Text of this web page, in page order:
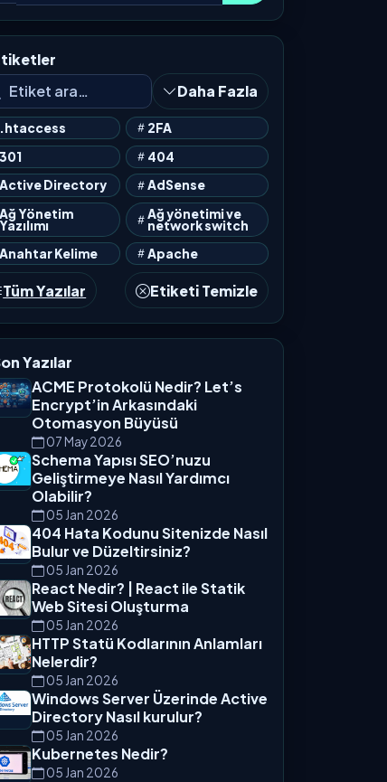
Daha Fazla
.htaccess
2FA
301
404
Active Directory
AdSense
Ağ Yönetim
Yazılımı
Ağ yönetimi ve
network switch
Anahtar Kelime
Apache
Tüm Yazılar Etiketi Temizle
Yazılar
ACME Protokolü Nedir? Let’s
Encrypt’in Arkasındaki
Otomasyon Büyüsü
07 May 2026
Schema Yapısı SEO’nuzu
Geliştirmeye Nasıl Yardımcı
Olabilir?
05 Jan 2026
404 Hata Kodunu Sitenizde Nasıl
Bulur ve Düzeltirsiniz?
05 Jan 2026
React Nedir? | React ile Statik
Web Sitesi Oluşturma
05 Jan 2026
HTTP Statü Kodlarının Anlamları
Nelerdir?
05 Jan 2026
Windows Server Üzerinde Active
Directory Nasıl kurulur?
05 Jan 2026
Kubernetes Nedir?
05 Jan 2026